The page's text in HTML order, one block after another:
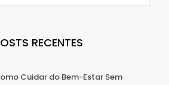
RECENTES
Cuidar do Bem-Estar Sem